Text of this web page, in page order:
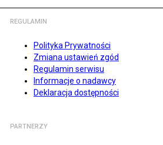
REGULAMIN
Polityka Prywatności
Zmiana ustawień zgód
Regulamin serwisu
Informacje o nadawcy
Deklaracja dostępności
PARTNERZY